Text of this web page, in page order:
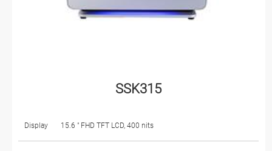
SSK315
Display 15.6 " FHD TFT LCD, 400 nits